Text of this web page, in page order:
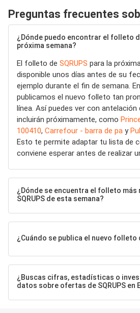
Preguntas frecuentes
¿Dónde puedo encontrar el folleto
próxima semana?
El folleto de SQRUPS para la
disponible unos días antes de su
ejemplo durante el fin de semana.
publicamos el nuevo folleto tan
línea. Así puedes ver con
incluirán próximamente, como
100410, Carrefour - barra de pa y
Esto te permite adaptar tu lista de
conviene esperar antes de realizar
¿Dónde se encuentra el folleto más
SQRUPS de esta semana?
¿Cuándo se publica el nuevo folleto
¿Buscas cifras, estadísticas o
datos sobre ofertas de SQRUPS en